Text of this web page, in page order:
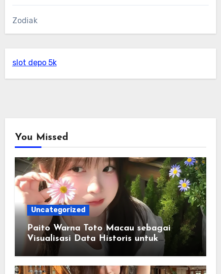
Zodiak
slot depo 5k
You Missed
Uncategorized
Paito Warna Toto Macau sebagai
Visualisasi Data Historis untuk
Memahami Informasi Secara Lebih
Terstruktur